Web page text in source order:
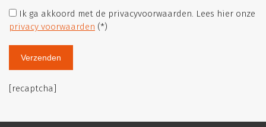
Ik ga akkoord met de privacyvoorwaarden. Lees hier onze
privacy voorwaarden (*)
[recaptcha]